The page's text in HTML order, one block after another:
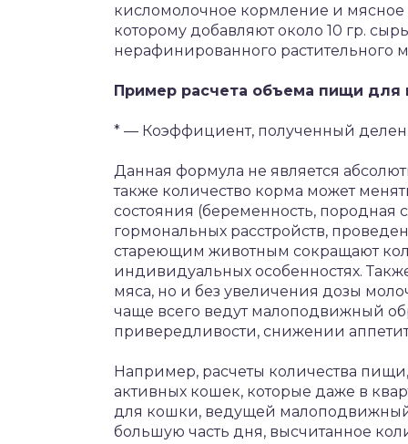
кисломолочное кормление и мясное
которому добавляют около 10 гр.
нерафинированного растительного
Пример расчета объема пищи для
* — Коэффициент, полученный
Данная формула не является
также количество корма может
состояния (беременность, породная
гормональных расстройств,
стареющим животным сокращают
индивидуальных особенностях.
мяса, но и без увеличения дозы
чаще всего ведут малоподвижный
привередливости, снижении
Например, расчеты количества
активных кошек, которые даже в
для кошки, ведущей малоподвижный
большую часть дня, высчитанное